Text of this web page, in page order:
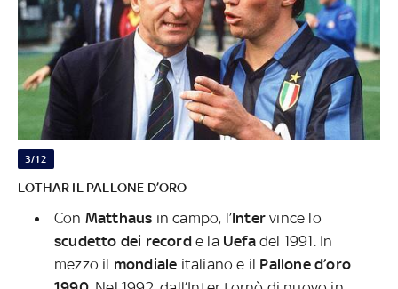
3/12
LOTHAR IL PALLONE D’ORO
Con Matthaus in campo, l’Inter vince lo
scudetto dei recorde la Uefadel 1991. In
mezzo il mondiale italiano e il Pallone d’oro